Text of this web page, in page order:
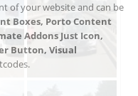
of your website and can be
Boxes, Porto Content
Addons Just Icon,
Button, Visual